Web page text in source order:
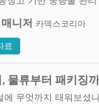
니저 카덱스코리아
료
물류부터 패키징
에 무엇까지 태워보셨